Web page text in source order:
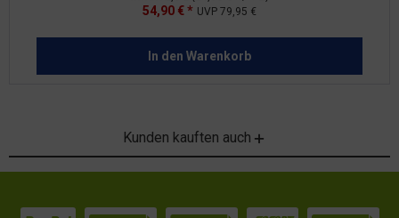
54,90 € * UVP 79,95 €
In den Warenkorb
Kunden kauften auch